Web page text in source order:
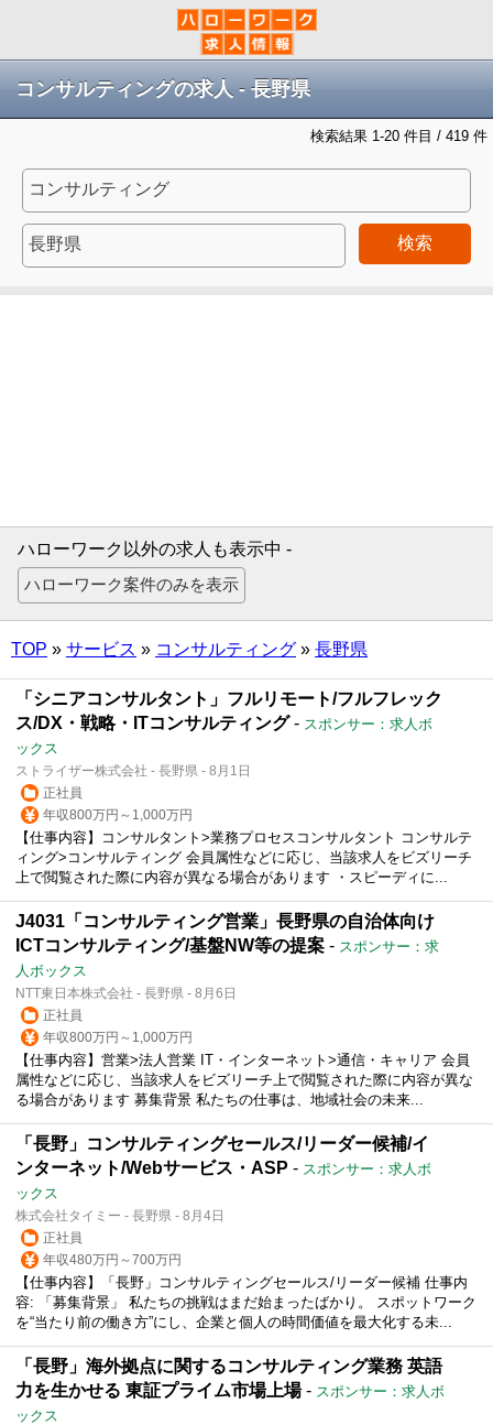
コンサルティングの求人 - 長野県
検索結果 1-20 件目 / 419 件
検索
ハローワーク以外の求人も表示中 -
TOP » サービス » コンサルティング » 長野県
「シニアコンサルタント」フルリモート/フルフレック
ス/DX・戦略・ITコンサルティング- スポンサー：求人ボ
ックス
ストライザー株式会社 - 長野県 - 8月1日
正社員
年収800万円～1,000万円
【仕事内容】コンサルタント>業務プロセスコンサルタント コンサルテ
ィング>コンサルティング 会員属性などに応じ、当該求人をビズリーチ
上で閲覧された際に内容が異なる場合があります ・スピーディに...
J4031「コンサルティング営業」長野県の自治体向け
ICTコンサルティング/基盤NW等の提案 - スポンサー：求
人ボックス
NTT東日本株式会社 - 長野県 - 8月6日
正社員
年収800万円～1,000万円
【仕事内容】営業>法人営業 IT・インターネット>通信・キャリア 会員
属性などに応じ、当該求人をビズリーチ上で閲覧された際に内容が異な
る場合があります 募集背景 私たちの仕事は、地域社会の未来...
「長野」コンサルティングセールス/リーダー候補/イ
ンターネット/Webサービス・ASP - スポンサー：求人ボ
ックス
株式会社タイミー - 長野県 - 8月4日
正社員
年収480万円～700万円
【仕事内容】「長野」コンサルティングセールス/リーダー候補 仕事内
容: 「募集背景」 私たちの挑戦はまだ始まったばかり。 スポットワーク
を“当たり前の働き方”にし、企業と個人の時間価値を最大化する未...
「長野」海外拠点に関するコンサルティング業務 英語
力を生かせる 東証プライム市場上場- スポンサー：求人ボ
ックス